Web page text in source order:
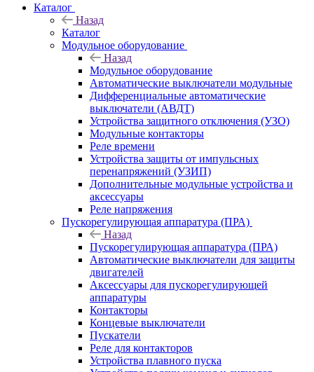
Каталог
Назад
Каталог
Модульное оборудование
Назад
Модульное оборудование
Автоматические выключатели модульные
Дифференциальные автоматические
выключатели (АВДТ)
Устройства защитного отключения (УЗО)
Модульные контакторы
Реле времени
Устройства защиты от импульсных
перенапряжений (УЗИП)
Дополнительные модульные устройства и
аксессуары
Реле напряжения
Пускорегулирующая аппаратура (ПРА)
Назад
Пускорегулирующая аппаратура (ПРА)
Автоматические выключатели для защиты
двигателей
Аксессуары для пускорегулирующей
аппаратуры
Контакторы
Концевые выключатели
Пускатели
Реле для контакторов
Устройства плавного пуска